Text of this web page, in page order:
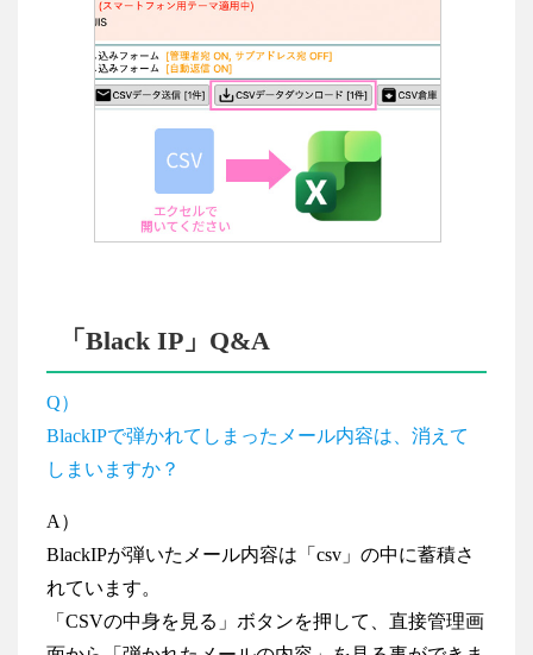
「Black IP」Q&A
Q）
BlackIPで弾かれてしまったメール内容は、消えて
しまいますか？
A）
BlackIPが弾いたメール内容は「csv」の中に蓄積さ
れています。
「CSVの中身を見る」ボタンを押して、直接管理画